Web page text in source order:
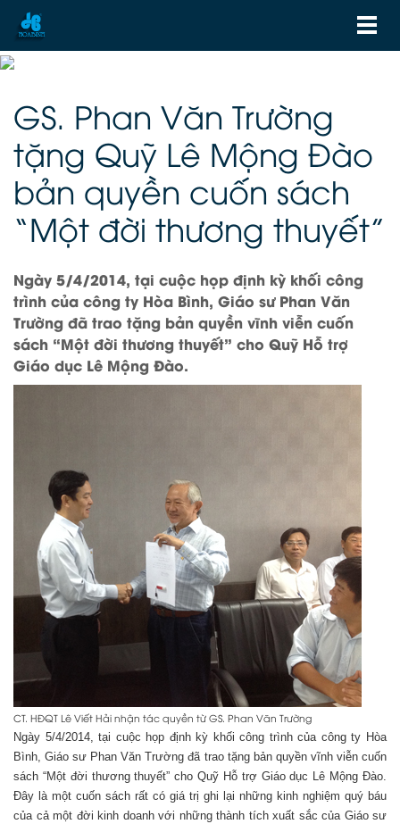
GS. Phan Văn Trường
tặng Quỹ Lê Mộng Đào
bản quyền cuốn sách
“Một đời thương thuyết”
Ngày 5/4/2014, tại cuộc họp định kỳ khối công
trình của công ty Hòa Bình, Giáo sư Phan Văn
Trường đã trao tặng bản quyền vĩnh viễn cuốn
sách “Một đời thương thuyết” cho Quỹ Hỗ trợ
Giáo dục Lê Mộng Đào.
CT. HĐQT Lê Viết Hải nhận tác quyền từ GS. Phan Văn Trường
Ngày 5/4/2014, tại cuộc họp định kỳ khối công trình của công ty Hòa
Bình, Giáo sư Phan Văn Trường đã trao tặng bản quyền vĩnh viễn cuốn
sách “Một đời thương thuyết” cho Quỹ Hỗ trợ Giáo dục Lê Mộng Đào.
Đây là một cuốn sách rất có giá trị ghi lại những kinh nghiệm quý báu
của cả một đời kinh doanh với những thành tích xuất sắc của Giáo sư